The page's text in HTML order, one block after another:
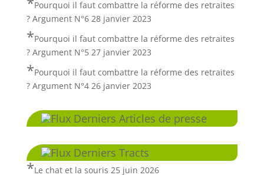
Pourquoi il faut combattre la réforme des retraites
? Argument N°6 28 janvier 2023
Pourquoi il faut combattre la réforme des retraites
? Argument N°5 27 janvier 2023
Pourquoi il faut combattre la réforme des retraites
? Argument N°4 26 janvier 2023
Derniers Articles de presse
Derniers Tracts
Le chat et la souris 25 juin 2026